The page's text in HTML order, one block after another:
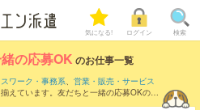
気になる! ログイン 検索
の応募OK のお仕事一覧
ワーク・事務系、 営業・販売・サービス
えています。友だちと一緒の応募OKの条